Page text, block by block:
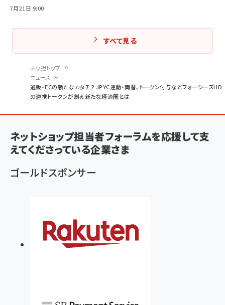
く
ず
ネッ担トップ
ニュース
通販・ECの新たなカタチ？ JPYC連動・両替、トークン付与などフォーシーズHD
の連携トークンが創る新たな経済圏とは
7月21日 9:00
すべて見る
ネットショップ担当者フォーラムを応援して支
えてくださっている企業さま
ゴールドスポンサー